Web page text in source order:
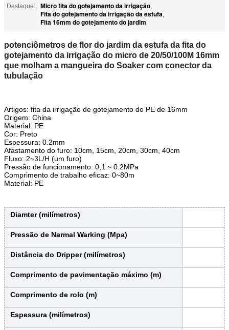
Destaque: Micro fita do gotejamento da irrigação,
Fita do gotejamento da irrigação da estufa,
Fita 16mm do gotejamento do jardim
potenciômetros de flor do jardim da estufa da fita do
gotejamento da irrigação do micro de 20/50/100M 16mm
que molham a mangueira do Soaker com conector da
tubulação
Artigos: fita da irrigação de gotejamento do PE de 16mm
Origem: China
Material: PE
Cor: Preto
Espessura: 0.2mm
Afastamento do furo: 10cm, 15cm, 20cm, 30cm, 40cm
Fluxo: 2~3L/H (um furo)
Pressão de funcionamento: 0,1 ~ 0.2MPa
Comprimento de trabalho eficaz: 0~80m
Material: PE
Diamter (milímetros)
Pressão de Narmal Warking (Mpa)
Distância do Dripper (milímetros)
Comprimento de pavimentação máximo (m)
Comprimento de rolo (m)
Espessura (milímetros)